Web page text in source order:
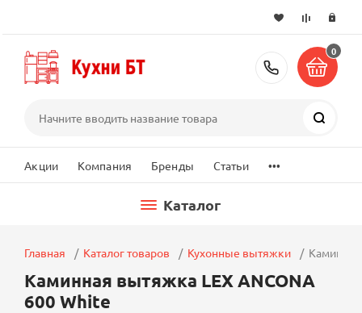
+7 (495)
0
Акции Компания Бренды Статьи ...
Каталог
Главная Каталог товаров Кухонные вытяжки
Каминная вытяжка LEX ANCONA
600 White